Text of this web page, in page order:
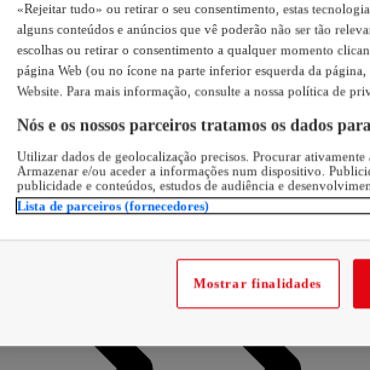
«Rejeitar tudo» ou retirar o seu consentimento, estas
alguns conteúdos e anúncios que vê poderão não ser tão
escolhas ou retirar o consentimento a qualquer momento
página Web (ou no ícone na parte inferior esquerda da página,
Website. Para mais informação, consulte a nossa política de
Nós e os nossos parceiros tratamos os dados
Utilizar dados de geolocalização precisos. Procurar
Armazenar e/ou aceder a informações num dispositivo.
publicidade e conteúdos, estudos de audiência e
Lista de parceiros (fornecedores)
Mostrar finalidades